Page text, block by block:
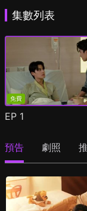
集數列表
免費
EP 1
預告 劇照